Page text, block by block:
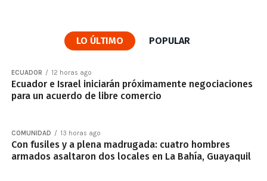
LO ÚLTIMO POPULAR
ECUADOR 12 horas ago
Ecuador e Israel iniciarán próximamente negociaciones
para un acuerdo de libre comercio
COMUNIDAD 13 horas ago
Con fusiles y a plena madrugada: cuatro hombres
armados asaltaron dos locales en La Bahía, Guayaquil